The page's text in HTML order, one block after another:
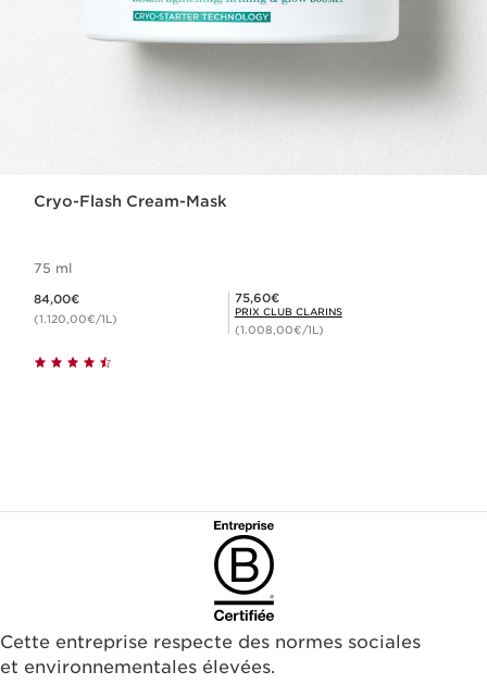
Cryo-Flash Cream-Mask
75 ml
84,00€
(1.120,00€/1L)
Prix Club Clarins 75,60€
75,60€
PRIX CLUB CLARINS
(1.008,00€/1L)
Cette entreprise respecte des normes sociales
et environnementales élevées.